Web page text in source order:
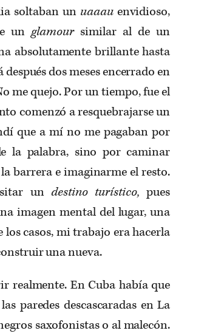
soltaban un uaaau envidioso,
unglamoursimilar al de un
absolutamente brillante hasta
dos meses encerrado en
me quejo. Por un tiempo, fue el
comenzó a resquebrajarse un
que a mí no me pagaban por
la palabra, sino por caminar
barrera e imaginarme el resto.
undestino turístico, pues
imagen mental del lugar, una
los casos, mi trabajo era hacerla
una nueva.
realmente. En Cuba había que
paredes descascaradas en La
saxofonistas o al malecón.